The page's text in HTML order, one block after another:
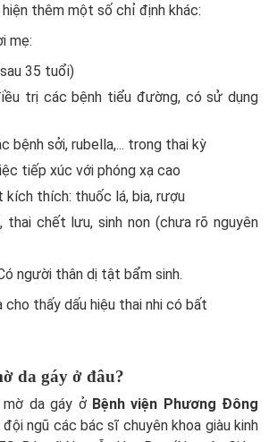
thêm một số chỉ định khác:
mẹ:
35 tuổi)
trị các bệnh tiểu đường, có sử dụng
bệnh sởi, rubella,... trong thai kỳ
tiếp xúc với phóng xạ cao
kích thích: thuốc lá, bia, rượu
thai chết lưu, sinh non (chưa rõ nguyên
người thân dị tật bẩm sinh.
thấy dấu hiệu thai nhi có bất
da gáy ở đâu?
da gáy ở Bệnh viện Phương Đông
ngũ các bác sĩ chuyên khoa giàu kinh